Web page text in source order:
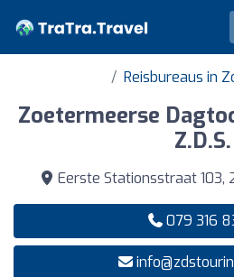
Reisbureaus in
Zoetermeerse
Z.D.S.
Eerste Stationsstraat 103,
079 316